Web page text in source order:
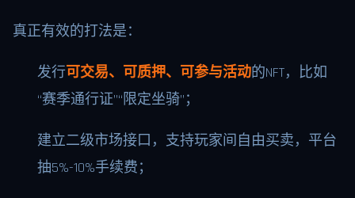
真正有效的打法是：
发行可交易、可质押、可参与活动的NFT，比如
“赛季通行证”“限定坐骑”；
建立二级市场接口，支持玩家间自由买卖，平台
抽5%-10%手续费；